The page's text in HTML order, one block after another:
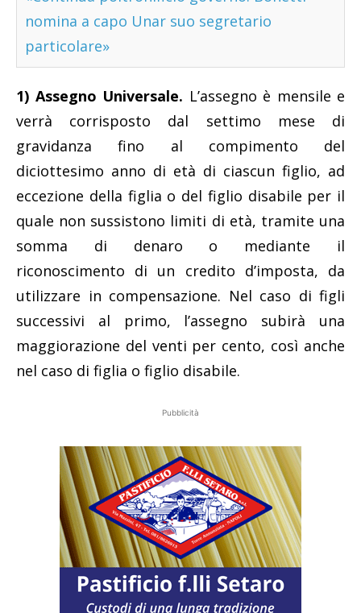
nomina a capo Unar suo segretario
particolare»
1) Assegno Universale. L’assegno è mensile e
verrà corrisposto dal settimo mese di
gravidanza fino al compimento del
diciottesimo anno di età di ciascun figlio, ad
eccezione della figlia o del figlio disabile per il
quale non sussistono limiti di età, tramite una
somma di denaro o mediante il
riconoscimento di un credito d’imposta, da
utilizzare in compensazione. Nel caso di figli
successivi al primo, l’assegno subirà una
maggiorazione del venti per cento, così anche
nel caso di figlia o figlio disabile.
Pubblicità